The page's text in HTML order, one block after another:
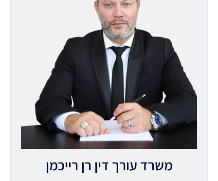
משרד עורך דין רן רייכמן